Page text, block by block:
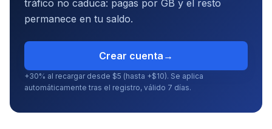
tráfico no caduca: pagas por GB y el resto
permanece en tu saldo.
Crear cuenta →
+30% al recargar desde $5 (hasta +$10). Se aplica
automáticamente tras el registro, válido 7 días.